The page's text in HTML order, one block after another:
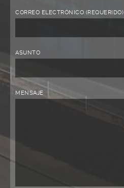
CORREO ELECTRÓNICO (REQUERIDO)
ASUNTO
MENSAJE